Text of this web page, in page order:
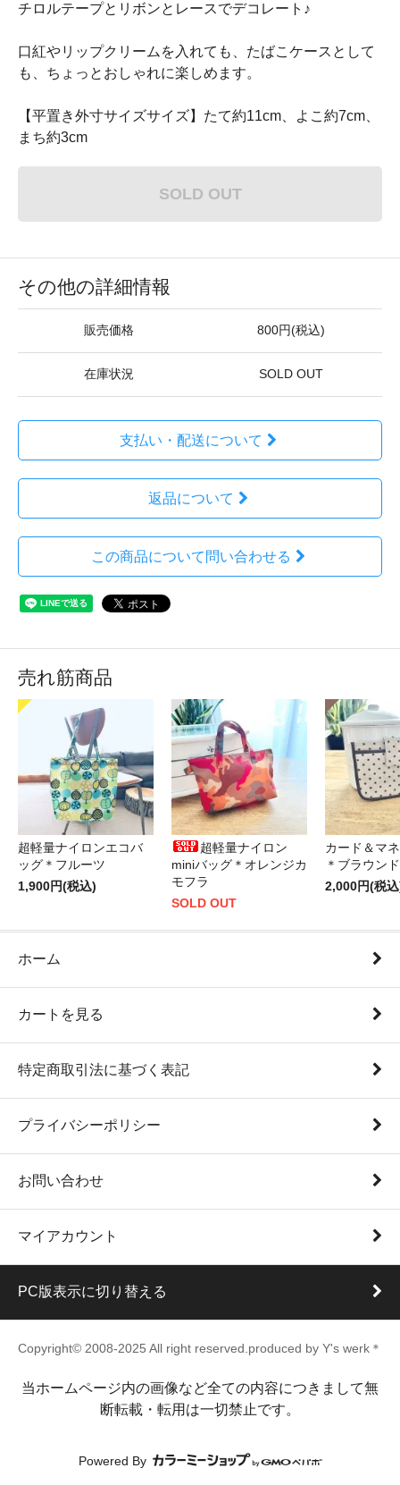
チロルテープとリボンとレースでデコレート♪
口紅やリップクリームを入れても、たばこケースとして
も、ちょっとおしゃれに楽しめます。
【平置き外寸サイズサイズ】たて約11cm、よこ約7cm、
まち約3cm
SOLD OUT
その他の詳細情報
販売価格 800円(税込)
在庫状況 SOLD OUT
支払い・配送について
返品について
この商品について問い合わせる
売れ筋商品
超軽量ナイロンエコバ
ッグ＊フルーツ
1,900円(税込)
超軽量ナイロン
miniバッグ＊オレンジカ
モフラ
SOLD OUT
カード＆マ
＊ブラウン
2,000円(税
ホーム
カートを見る
特定商取引法に基づく表記
プライバシーポリシー
お問い合わせ
マイアカウント
PC版表示に切り替える
Copyright© 2008-2025 All right reserved.produced by Y's werk＊
当ホームページ内の画像など全ての内容につきまして無
断転載・転用は一切禁止です。
Powered By